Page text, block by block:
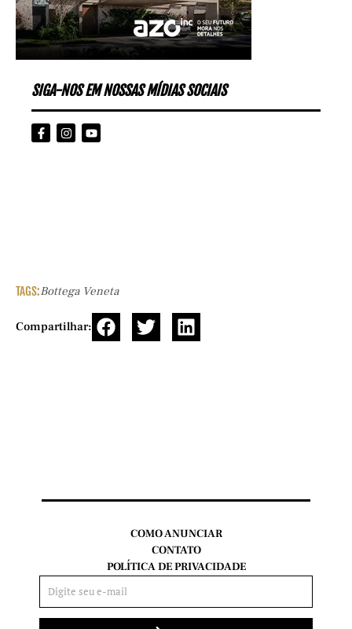
SIGA-NOS EM NOSSAS MÍDIAS SOCIAIS
TAGS:Bottega Veneta
Compartilhar:
COMO ANUNCIAR
CONTATO
POLÍTICA DE PRIVACIDADE